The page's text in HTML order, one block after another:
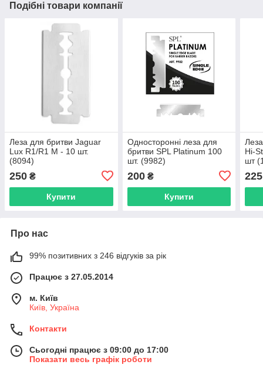
Подібні товари компанії
Леза для бритви Jaguar
Lux R1/R1 M - 10 шт.
(8094)
250 ₴
Купити
Односторонні леза для
бритви SPL Platinum 100
шт. (9982)
200₴
Купити
Hi-
шт
225
Про нас
99% позитивних з 246 відгуків за рік
Працює з 27.05.2014
м. Київ
Київ, Україна
Контакти
Сьогодні працює з 09:00 до 17:00
Показати весь графік роботи